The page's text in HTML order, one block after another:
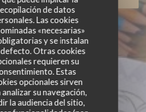
de datos
Las cookies
«necesarias»
y se instalan
Otras cookies
requieren su
Estas
opcionales sirven
analizar su navegación,
la audiencia del sitio,